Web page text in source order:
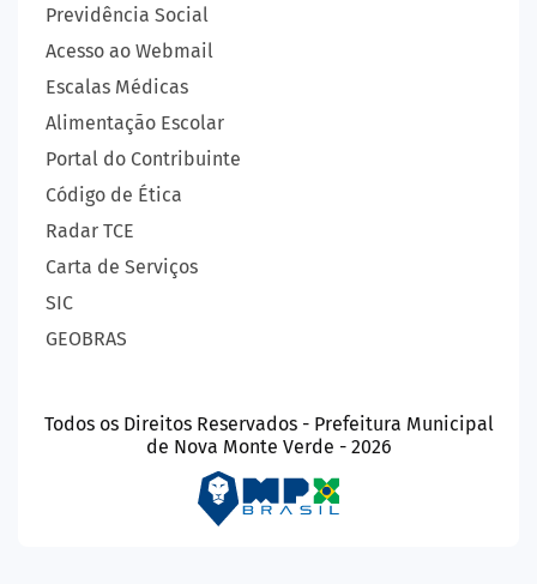
Previdência Social
Acesso ao Webmail
Escalas Médicas
Alimentação Escolar
Portal do Contribuinte
Código de Ética
Radar TCE
Carta de Serviços
SIC
GEOBRAS
Todos os Direitos Reservados - Prefeitura Municipal
de Nova Monte Verde - 2026